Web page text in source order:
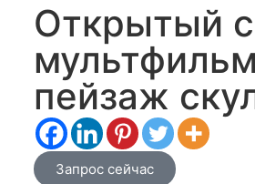
Открытый
пейзаж
Запрос сейчас